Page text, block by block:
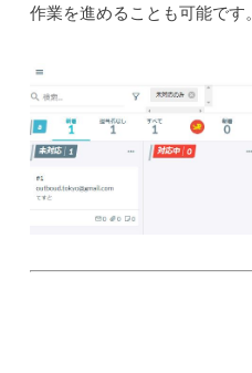
作業を進めることも可能です。